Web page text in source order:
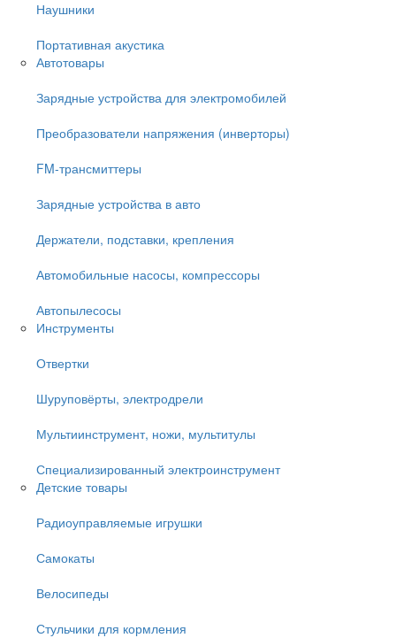
Наушники
Портативная акустика
Автотовары
Зарядные устройства для электромобилей
Преобразователи напряжения (инверторы)
FM-трансмиттеры
Зарядные устройства в авто
Держатели, подставки, крепления
Автомобильные насосы, компрессоры
Автопылесосы
Инструменты
Отвертки
Шуруповёрты, электродрели
Мультиинструмент, ножи, мультитулы
Специализированный электроинструмент
Детские товары
Радиоуправляемые игрушки
Самокаты
Велосипеды
Стульчики для кормления